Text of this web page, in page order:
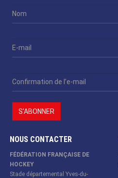
NOUS CONTACTER
FÉDÉRATION FRANÇAISE DE
HOCKEY
Stade départemental Yves-du-